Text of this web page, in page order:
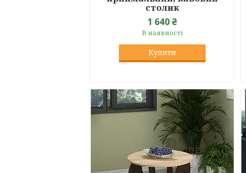
столик
1 640 ₴
В наявності
Купити